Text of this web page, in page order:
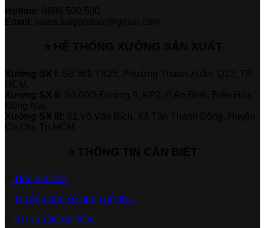
Báo giá cửa
Hướng dẫn sử dụng nội thất
Tư vấn phong thủy